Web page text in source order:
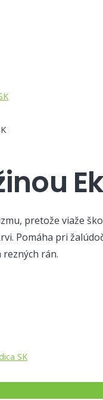
pretože viaže
Pomáha pri
rán.
SK